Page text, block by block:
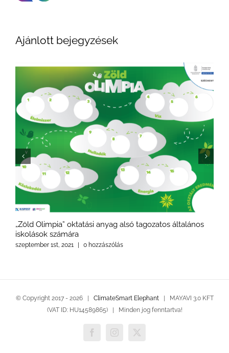
Ajánlott bejegyzések
„Zöld Olimpia” oktatási anyag alsó tagozatos általános
iskolások számára
szeptember 1st, 2021 0 hozzászólás
© Copyright 2017 - 2026 | ClimateSmart Elephant| MAYAVI 3.0 KFT
(VAT ID: HU14589865) | Minden jog fenntartva!
FacebookInstagram
X